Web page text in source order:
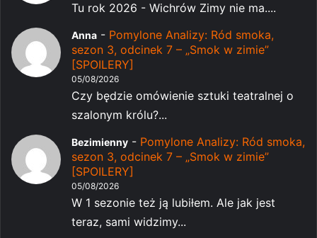
Tu rok 2026 - Wichrów Zimy nie ma....
Anna - Pomylone Analizy: Ród smoka,
sezon 3, odcinek 7 – „Smok w zimie”
[SPOILERY]
05/08/2026
Czy będzie omówienie sztuki teatralnej o
szalonym królu?...
Bezimienny - Pomylone Analizy: Ród smoka,
sezon 3, odcinek 7 – „Smok w zimie”
[SPOILERY]
05/08/2026
W 1 sezonie też ją lubiłem. Ale jak jest
teraz, sami widzimy...